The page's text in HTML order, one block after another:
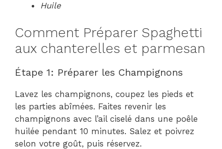
Huile
Comment Préparer Spaghetti
aux chanterelles et parmesan
Étape 1: Préparer les Champignons
Lavez les champignons, coupez les pieds et
les parties abîmées. Faites revenir les
champignons avec l’ail ciselé dans une poêle
huilée pendant 10 minutes. Salez et poivrez
selon votre goût, puis réservez.